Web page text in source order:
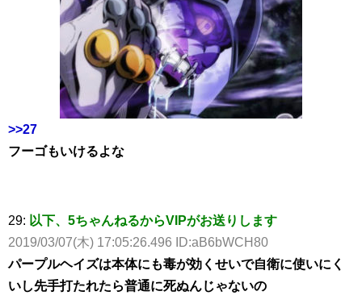
>>27
フーゴもいけるよな
29: 以下、5ちゃんねるからVIPがお送りします
2019/03/07(木) 17:05:26.496 ID:aB6bWCH80
パープルヘイズは本体にも毒が効くせいで自衛に使いにく
いし先手打たれたら普通に死ぬんじゃないの